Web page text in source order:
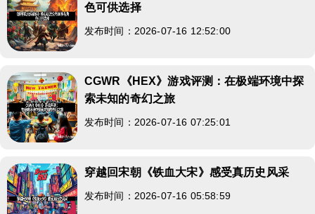
色可供选择
发布时间：2026-07-16 12:52:00
CGWR《HEX》游戏评测：在极端环境中探
索未知的奇幻之旅
发布时间：2026-07-16 07:25:01
穿越回宋朝《铁血大宋》感受真历史风采
发布时间：2026-07-16 05:58:59